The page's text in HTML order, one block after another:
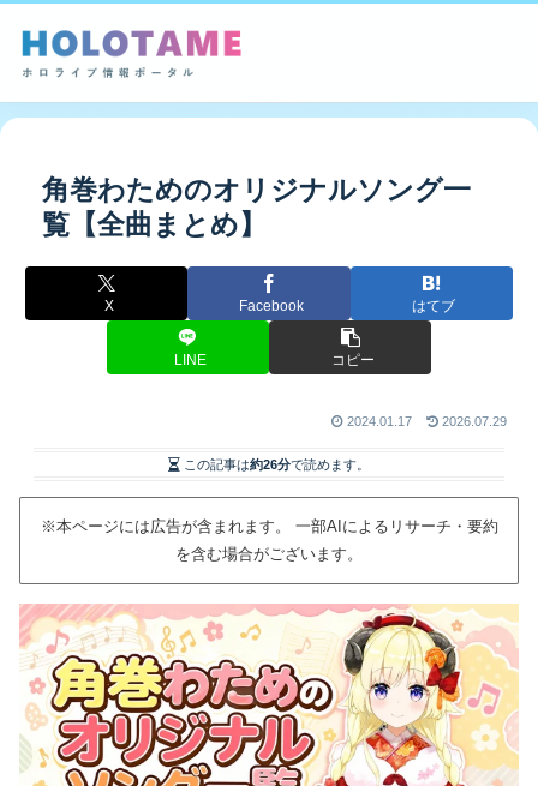
角巻わためのオリジナルソング一
覧【全曲まとめ】
X Facebook はてブ
LINE コピー
2024.01.17 2026.07.29
この記事は約26分で読めます。
※本ページには広告が含まれます。 一部AIによるリサーチ・要約
を含む場合がございます。